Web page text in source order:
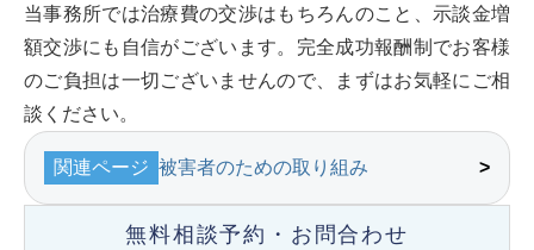
当事務所では治療費の交渉はもちろんのこと、示談金増
額交渉にも自信がございます。完全成功報酬制でお客様
のご負担は一切ございませんので、まずはお気軽にご相
談ください。
関連ページ 被害者のための取り組み
無料相談予約・お問合わせ